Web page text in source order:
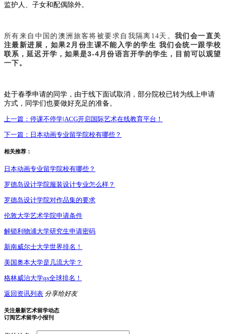
监护人、子女和配偶除外。
所有来自中国的澳洲旅客将被要求自我隔离14天。 我们会一直关
注最新进展，如果2月份主课不能入学的学生 我们会统一跟学校
联系，延迟开学，如果是3-4月份语言开学的学生，目前可以观望
一下。
处于春季申请的同学，由于线下面试取消，部分院校已转为线上申请
方式，同学们也要做好充足的准备。
上一篇： 停课不停学|ACG开启国际艺术在线教育平台！
下一篇： 日本动画专业留学院校有哪些？
相关推荐：
日本动画专业留学院校有哪些？
罗德岛设计学院服装设计专业怎么样？
罗德岛设计学院对作品集的要求
伦敦大学艺术学院申请条件
解锁利物浦大学研究生申请密码
新南威尔士大学世界排名！
美国奥本大学是几流大学？
格林威治大学qs全球排名！
返回资讯列表 分享给好友
关注最新艺术留学动态
订阅艺术留学小报刊